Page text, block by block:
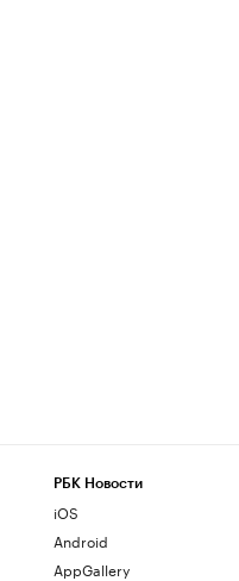
РБК Новости
iOS
Android
AppGallery